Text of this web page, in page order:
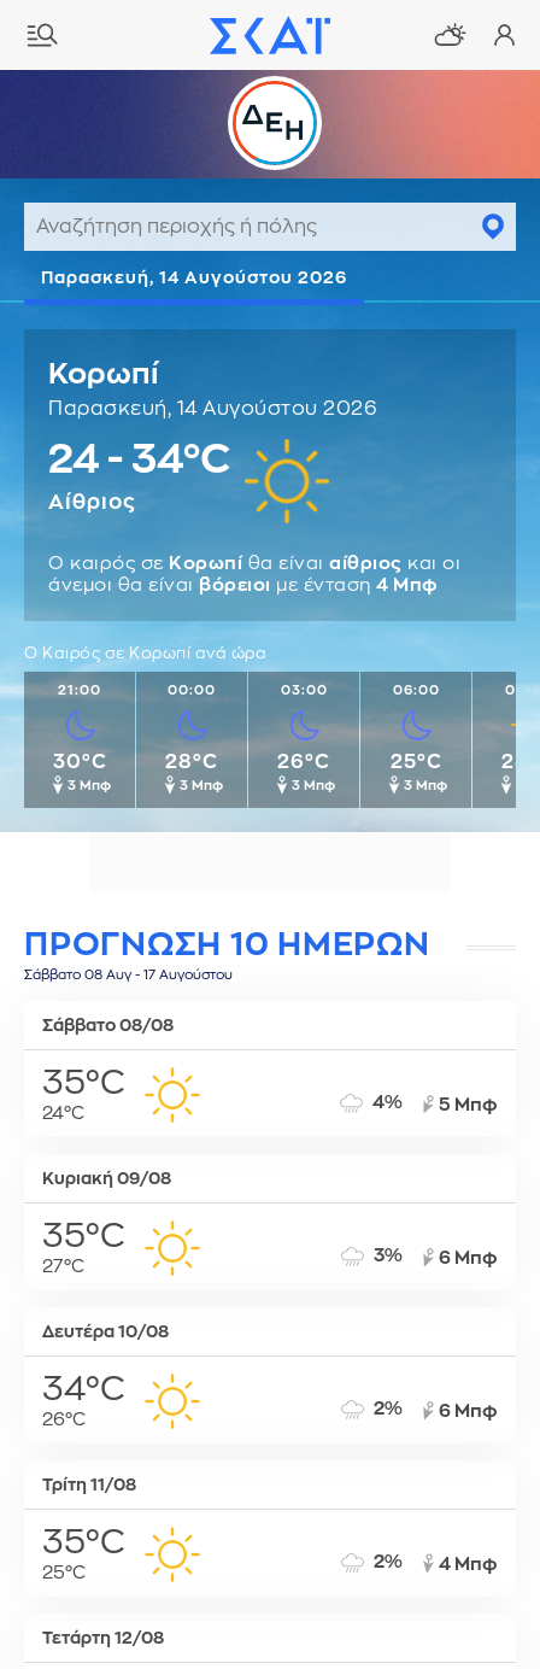
Παρασκευή, 14 Αυγούστου 2026
Κορωπί
Παρασκευή, 14 Αυγούστου 2026
24 - 34°C
Αίθριος
Ο καιρός σε Κορωπί θα είναι αίθριος και οι
άνεμοι θα είναι βόρειοι με ένταση 4 Μπφ
Ο Καιρός σε Κορωπί ανά ώρα
21:00
30°C
3 Μπφ
00:00
28°C
3 Μπφ
03:00
26°C
3 Μπφ
06:00
25°C
3 Μπφ
ΠΡΟΓΝΩΣΗ 10 ΗΜΕΡΩΝ
Σάββατο 08 Αυγ - 17 Αυγούστου
Σάββατο 08/08
35°C
24°C
4% 5 Μπφ
Κυριακή 09/08
35°C
27°C
3% 6 Μπφ
Δευτέρα 10/08
34°C
26°C
2% 6 Μπφ
Τρίτη 11/08
35°C
25°C
2% 4 Μπφ
Τετάρτη 12/08